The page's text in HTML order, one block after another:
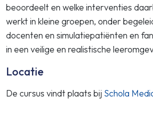
beoordeelt en welke interventies
werkt in kleine groepen, onder
docenten en simulatiepatiënten en
in een veilige en realistische
Locatie
De cursus vindt plaats bij Schola